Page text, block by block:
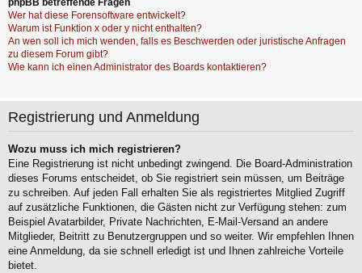
phpBB betreffende Fragen
Wer hat diese Forensoftware entwickelt?
Warum ist Funktion x oder y nicht enthalten?
An wen soll ich mich wenden, falls es Beschwerden oder juristische Anfragen
zu diesem Forum gibt?
Wie kann ich einen Administrator des Boards kontaktieren?
Registrierung und Anmeldung
Wozu muss ich mich registrieren?
Eine Registrierung ist nicht unbedingt zwingend. Die Board-Administration
dieses Forums entscheidet, ob Sie registriert sein müssen, um Beiträge
zu schreiben. Auf jeden Fall erhalten Sie als registriertes Mitglied Zugriff
auf zusätzliche Funktionen, die Gästen nicht zur Verfügung stehen: zum
Beispiel Avatarbilder, Private Nachrichten, E-Mail-Versand an andere
Mitglieder, Beitritt zu Benutzergruppen und so weiter. Wir empfehlen Ihnen
eine Anmeldung, da sie schnell erledigt ist und Ihnen zahlreiche Vorteile
bietet.